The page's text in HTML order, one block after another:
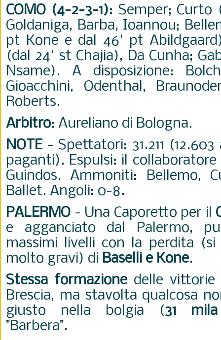
COMO (4-2-3-1): Semper; Curto
Goldaniga, Barba, Ioannou;
pt Kone e dal 46' pt
(dal 24' st Chajia), Da Cunha;
Nsame). A disposizione:
Gioacchini, Odenthal,
Roberts.
Arbitro: Aureliano di Bologna.
NOTE - Spettatori: 31.211
paganti). Espulsi: il collaboratore
Guindos. Ammoniti: Bellemo,
Ballet. Angoli: 0-8.
PALERMO - Una Caporetto per il
e agganciato dal Palermo,
massimi livelli con la perdita
molto gravi) di Baselli e Kone.
Stessa formazionedelle vittorie
Brescia, ma stavolta qualcosa
giusto nella bolgia (31
"Barbera".